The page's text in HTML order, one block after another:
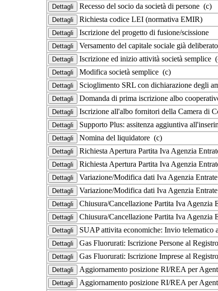
Recesso del socio da società di persone (c)
Richiesta codice LEI (normativa EMIR)
Iscrizione del progetto di fusione/scissione
Versamento del capitale sociale già
Iscrizione ed inizio attività società semplice
Modifica società semplice (c)
Scioglimento SRL con dichiarazione degli
Domanda di prima iscrizione albo
Iscrizione all'albo fornitori della Camera di
Supporto Plus: assitenza aggiuntiva
Nomina del liquidatore (c)
Richiesta Apertura Partita Iva Agenzia
Richiesta Apertura Partita Iva Agenzia
Variazione/Modifica dati Iva Agenzia
Variazione/Modifica dati Iva Agenzia
Chiusura/Cancellazione Partita Iva
Chiusura/Cancellazione Partita Iva Agenzia
SUAP attivita economiche: Invio
Gas Fluorurati: Iscrizione Persone al
Gas Fluorurati: Iscrizione Imprese al
Aggiornamento posizione RI/REA per
Aggiornamento posizione RI/REA per